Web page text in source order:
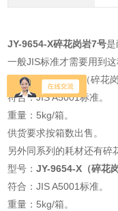
JY-9654-X碎花岗岩7号是
一般JIS标准才需要用到这
型号：JY-9653-X（碎花
符合：JIS A5001标准。
重量：5kg/箱。
供货要求按箱数出售。
另外同系列的耗材还有碎
型号：JY-9654-X（碎花
符合：JIS A5001标准。
重量：5kg/箱。